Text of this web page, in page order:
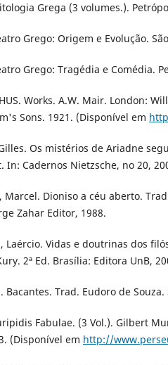
Mitologia Grega (3 volumes.).
Teatro Grego: Origem e Evolução.
Teatro Grego: Tragédia e Comédia.
Works. A.W. Mair. London:
Sons. 1921. (Disponível em
Gilles. Os mistérios de Ariadne
In: Cadernos Nietzsche, no 20,
Marcel. Dioniso a céu aberto.
Zahar Editor, 1988.
Laércio. Vidas e doutrinas dos
2ª Ed. Brasília: Editora UnB,
Bacantes. Trad. Eudoro de
Euripidis Fabulae. (3 Vol.). Gilbert
(Disponível em http://